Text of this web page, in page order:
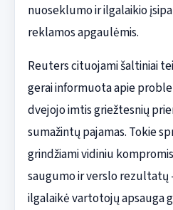
nuoseklumo ir ilgalaikio
reklamos apgaulėmis.
Reuters cituojami šaltiniai
gerai informuota apie
dvejojo imtis griežtesnių
sumažintų pajamas. Tokie
grindžiami vidiniu
saugumo ir verslo
ilgalaikė vartotojų apsauga